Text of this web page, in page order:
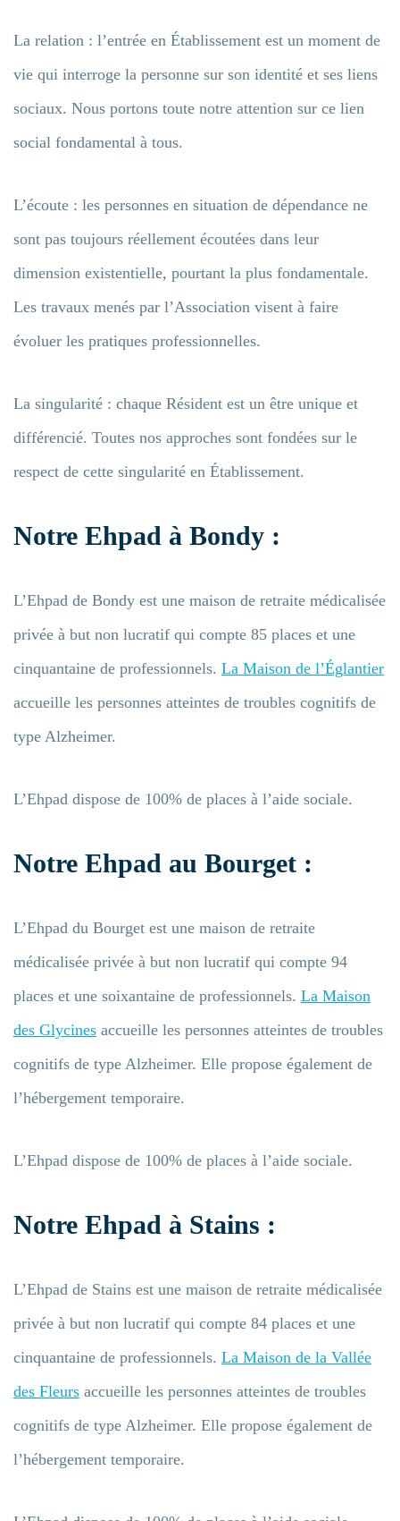
La relation : l’entrée en Établissement est un moment de
vie qui interroge la personne sur son identité et ses liens
sociaux. Nous portons toute notre attention sur ce lien
social fondamental à tous.
L’écoute : les personnes en situation de dépendance ne
sont pas toujours réellement écoutées dans leur
dimension existentielle, pourtant la plus fondamentale.
Les travaux menés par l’Association visent à faire
évoluer les pratiques professionnelles.
La singularité : chaque Résident est un être unique et
différencié. Toutes nos approches sont fondées sur le
respect de cette singularité en Établissement.
Notre Ehpad à Bondy :
L’Ehpad de Bondy est une maison de retraite médicalisée
privée à but non lucratif qui compte 85 places et une
cinquantaine de professionnels. La Maison de l’Églantier
accueille les personnes atteintes de troubles cognitifs de
type Alzheimer.
L’Ehpad dispose de 100% de places à l’aide sociale.
Notre Ehpad au Bourget :
L’Ehpad du Bourget est une maison de retraite
médicalisée privée à but non lucratif qui compte 94
places et une soixantaine de professionnels. La Maison
des Glycines accueille les personnes atteintes de troubles
cognitifs de type Alzheimer. Elle propose également de
l’hébergement temporaire.
L’Ehpad dispose de 100% de places à l’aide sociale.
Notre Ehpad à Stains :
L’Ehpad de Stains est une maison de retraite médicalisée
privée à but non lucratif qui compte 84 places et une
cinquantaine de professionnels. La Maison de la Vallée
des Fleurs accueille les personnes atteintes de troubles
cognitifs de type Alzheimer. Elle propose également de
l’hébergement temporaire.